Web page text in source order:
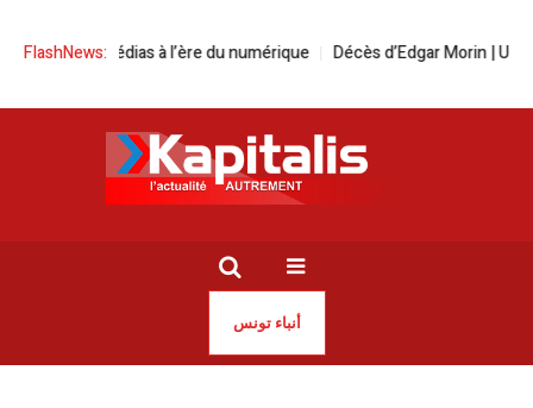
FlashNews:
Les médias à l’ère du numérique Décès d’Edgar Morin | Une voix
أنباء تونس